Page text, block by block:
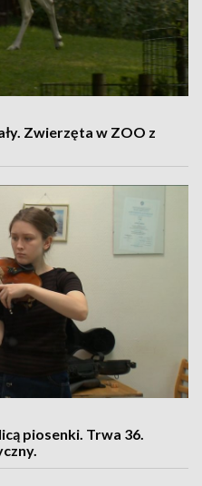
Zwierzęta w ZOO z
piosenki. Trwa 36.